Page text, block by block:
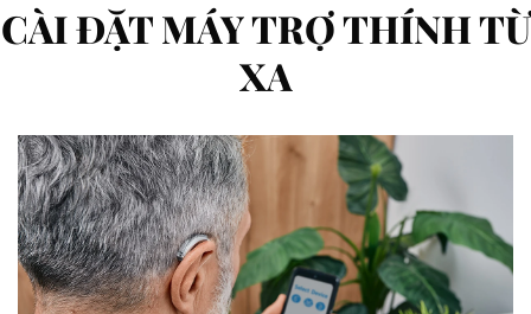
CÀI ĐẶT MÁY TRỢ THÍNH TỪ
XA